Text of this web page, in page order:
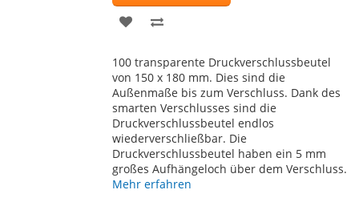
ZUR
HINZUFÜGEN
HINZUFÜGEN
100 transparente Druckverschlussbeutel
von 150 x 180 mm. Dies sind die
Außenmaße bis zum Verschluss. Dank des
smarten Verschlusses sind die
Druckverschlussbeutel endlos
wiederverschließbar. Die
Druckverschlussbeutel haben ein 5 mm
großes Aufhängeloch über dem Verschluss.
Mehr erfahren